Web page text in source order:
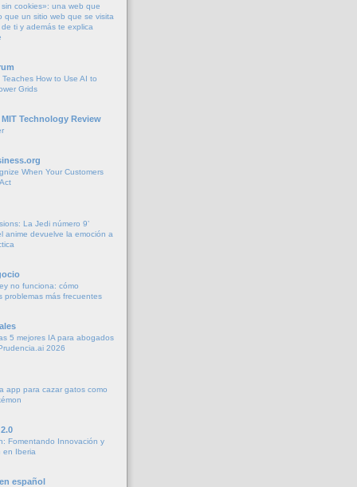
sin cookies»: una web que
que un sitio web que se visita
ti y además te explica
How to Use AI to
Grids
Technology Review
When Your Customers
La Jedi número 9’
devuelve la emoción a
no funciona: cómo
problemas más frecuentes
5 mejores IA para abogados
2026
app para cazar gatos como
Fomentando Innovación y
en Iberia
español